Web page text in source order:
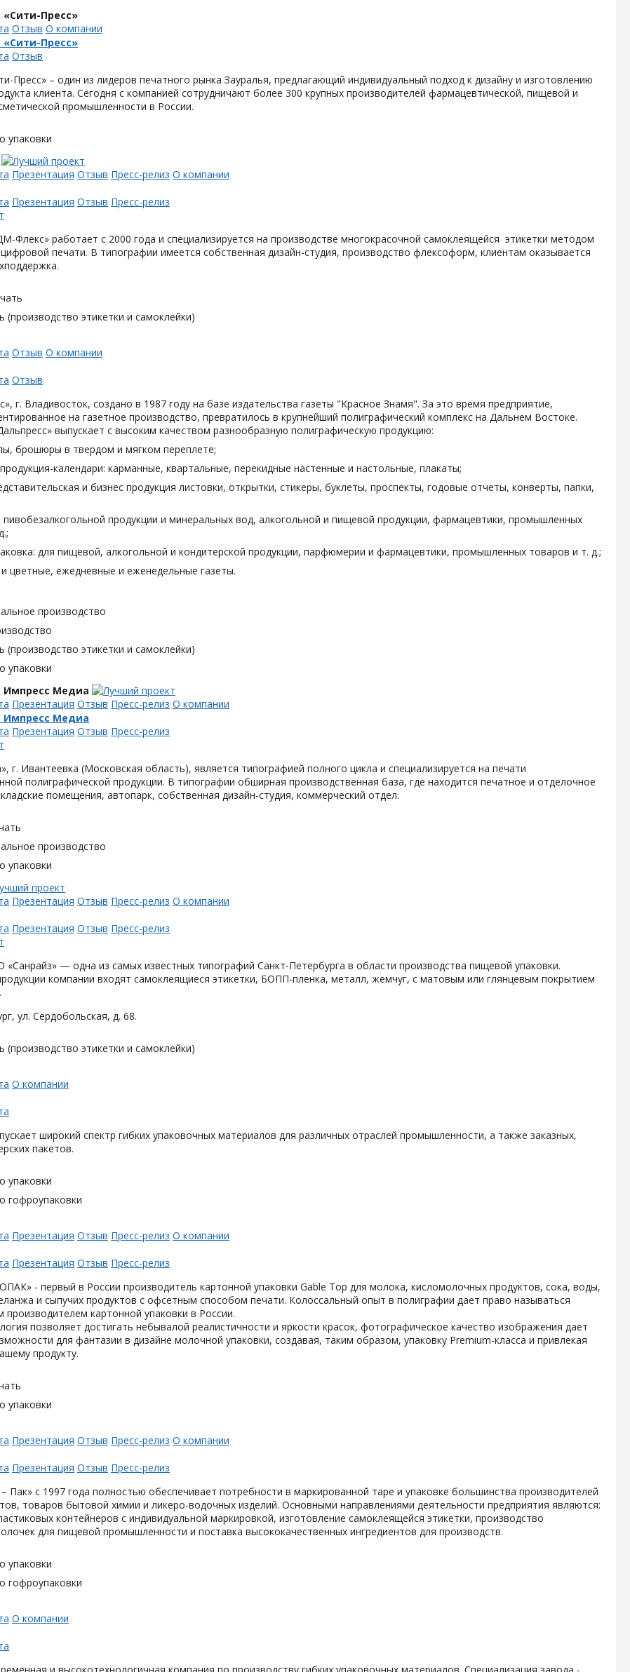
Пресс»
Отзыв О компании
Пресс»
Отзыв
Пресс» – один из лидеров печатного рынка Зауралья, предлагающий индивидуальный подход к дизайну и изготовлению
клиента. Сегодня с компанией сотрудничают более 300 крупных производителей фармацевтической, пищевой и
промышленности в России.
упаковки
Презентация Отзыв Пресс-релиз О компании
Презентация Отзыв Пресс-релиз
Флекс» работает с 2000 года и специализируется на производстве многокрасочной самоклеящейся этикетки методом
печати. В типографии имеется собственная дизайн-студия, производство флексоформ, клиентам оказывается
(производство этикетки и самоклейки)
Отзыв О компании
Отзыв
г. Владивосток, создано в 1987 году на базе издательства газеты "Красное Знамя". За это время предприятие,
на газетное производство, превратилось в крупнейший полиграфический комплекс на Дальнем Востоке.
выпускает с высоким качеством разнообразную полиграфическую продукцию:
брошюры в твердом и мягком переплете;
календари: карманные, квартальные, перекидные настенные и настольные, плакаты;
и бизнес продукция листовки, открытки, стикеры, буклеты, проспекты, годовые отчеты, конверты, папки,
пивобезалкогольной продукции и минеральных вод, алкогольной и пищевой продукции, фармацевтики, промышленных
для пищевой, алкогольной и кондитерской продукции, парфюмерии и фармацевтики, промышленных товаров и т. д.;
цветные, ежедневные и еженедельные газеты.
производство
(производство этикетки и самоклейки)
упаковки
Импресс Медиа
Презентация Отзыв Пресс-релиз О компании
Импресс Медиа
Презентация Отзыв Пресс-релиз
г. Ивантеевка (Московская область), является типографией полного цикла и специализируется на печати
полиграфической продукции. В типографии обширная производственная база, где находится печатное и отделочное
помещения, автопарк, собственная дизайн-студия, коммерческий отдел.
производство
упаковки
Презентация Отзыв Пресс-релиз О компании
Презентация Отзыв Пресс-релиз
— одна из самых известных типографий Санкт-Петербурга в области производства пищевой упаковки.
компании входят самоклеящиеся этикетки, БОПП-пленка, металл, жемчуг, с матовым или глянцевым покрытием
ул. Сердобольская, д. 68.
(производство этикетки и самоклейки)
О компании
широкий спектр гибких упаковочных материалов для различных отраслей промышленности, а также заказных,
пакетов.
упаковки
гофроупаковки
Презентация Отзыв Пресс-релиз О компании
Презентация Отзыв Пресс-релиз
- первый в России производитель картонной упаковки Gable Top для молока, кисломолочных продуктов, сока, воды,
и сыпучих продуктов с офсетным способом печати. Колоссальный опыт в полиграфии дает право называться
производителем картонной упаковки в России.
позволяет достигать небывалой реалистичности и яркости красок, фотографическое качество изображения дает
для фантазии в дизайне молочной упаковки, создавая, таким образом, упаковку Premium-класса и привлекая
продукту.
упаковки
Презентация Отзыв Пресс-релиз О компании
Презентация Отзыв Пресс-релиз
Пак» с 1997 года полностью обеспечивает потребности в маркированной таре и упаковке большинства производителей
товаров бытовой химии и ликеро-водочных изделий. Основными направлениями деятельности предприятия являются:
контейнеров с индивидуальной маркировкой, изготовление самоклеящейся этикетки, производство
для пищевой промышленности и поставка высококачественных ингредиентов для производств.
упаковки
гофроупаковки
О компании